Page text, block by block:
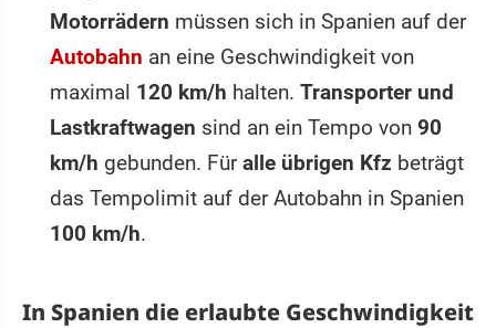
Motorrädern müssen sich in Spanien auf der
Autobahn an eine Geschwindigkeit von
maximal 120 km/h halten. Transporter und
Lastkraftwagen sind an ein Tempo von 90
km/h gebunden. Füralle übrigen Kfz beträgt
das Tempolimit auf der Autobahn in Spanien
100 km/h.
In Spanien die erlaubte Geschwindigkeit